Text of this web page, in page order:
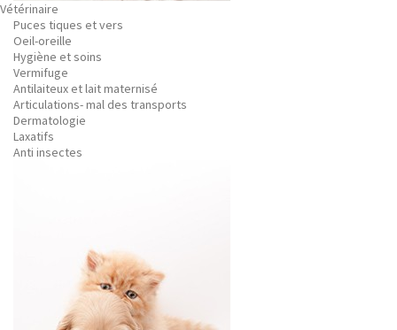
Vétérinaire
Puces tiques et vers
Oeil-oreille
Hygiène et soins
Vermifuge
Antilaiteux et lait maternisé
Articulations- mal des transports
Dermatologie
Laxatifs
Anti insectes